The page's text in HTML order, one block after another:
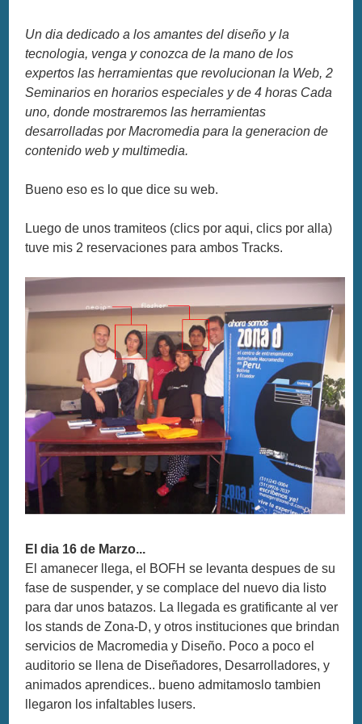
Un dia dedicado a los amantes del diseño y la
tecnologia, venga y conozca de la mano de los
expertos las herramientas que revolucionan la Web, 2
Seminarios en horarios especiales y de 4 horas Cada
uno, donde mostraremos las herramientas
desarrolladas por Macromedia para la generacion de
contenido web y multimedia.
Bueno eso es lo que dice su web.
Luego de unos tramiteos (clics por aqui, clics por alla)
tuve mis 2 reservaciones para ambos Tracks.
El dia 16 de Marzo...
El amanecer llega, el BOFH se levanta despues de su
fase de suspender, y se complace del nuevo dia listo
para dar unos batazos. La llegada es gratificante al ver
los stands de Zona-D, y otros instituciones que brindan
servicios de Macromedia y Diseño. Poco a poco el
auditorio se llena de Diseñadores, Desarrolladores, y
animados aprendices.. bueno admitamoslo tambien
llegaron los infaltables lusers.